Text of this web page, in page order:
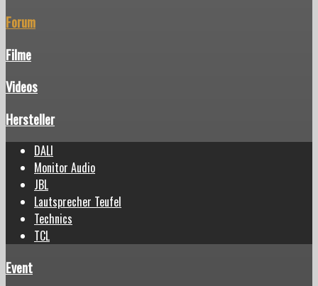
Forum
Filme
Videos
Hersteller
DALI
Monitor Audio
JBL
Lautsprecher Teufel
Technics
TCL
Event